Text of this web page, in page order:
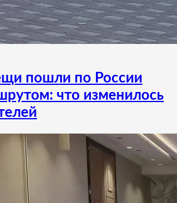
пошли по России
что изменилось